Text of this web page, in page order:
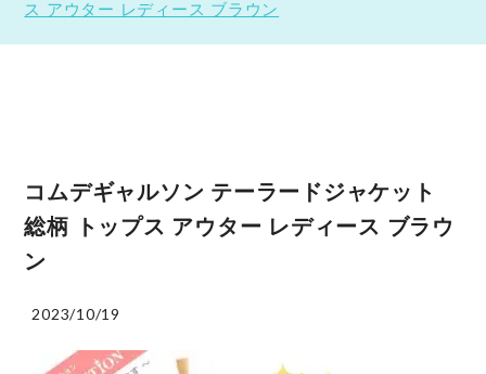
ス アウター レディース ブラウン
コムデギャルソン テーラードジャケット
総柄 トップス アウター レディース ブラウ
ン
2023/10/19